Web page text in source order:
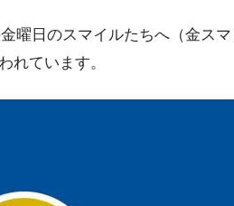
曜日のスマイルたちへ（金ス
れています。